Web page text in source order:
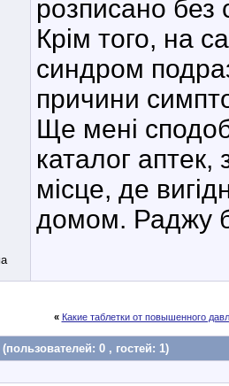
розписано
Крім того, на
синдром
причини
Ще мені
каталог
місце, де
домом. Раджу
« Какие таблетки от повышенного
(пользователей: 0 , гостей: 1)